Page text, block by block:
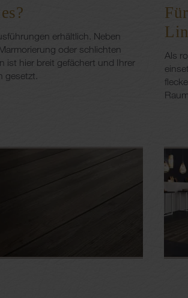
erhältlich. Neben
oder schlichten
ist hier breit gefächert und Ihrer
gesetzt.
Als